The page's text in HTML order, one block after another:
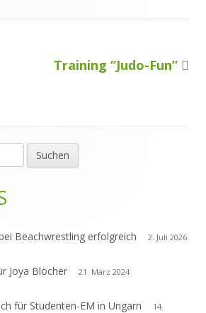
Nächster
Training “Judo-Fun”
Beachwrestling erfolgreich 2. Juli 2026
Joya Blöcher 21. März 2024
für Studenten-EM in Ungarn
14.